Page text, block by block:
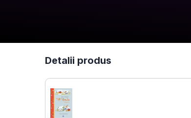
Detalii produs